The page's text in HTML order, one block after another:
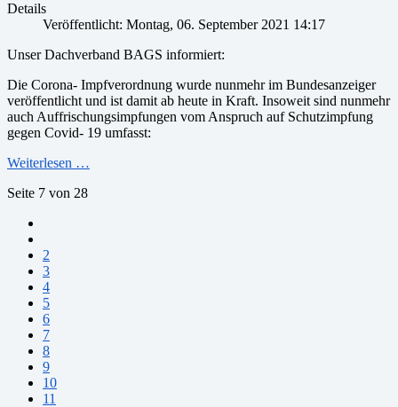
Details
Veröffentlicht: Montag, 06. September 2021 14:17
Unser Dachverband BAGS informiert:
Die Corona- Impfverordnung wurde nunmehr im Bundesanzeiger
veröffentlicht und ist damit ab heute in Kraft. Insoweit sind nunmehr
auch Auffrischungsimpfungen vom Anspruch auf Schutzimpfung
gegen Covid- 19 umfasst:
Weiterlesen …
Seite 7 von 28
2
3
4
5
6
7
8
9
10
11